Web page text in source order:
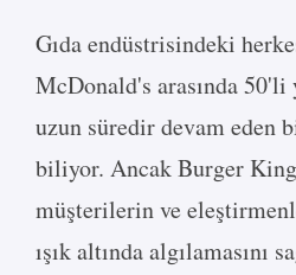
Gıda endüstrisindeki
McDonald's arasında 50'li
uzun süredir devam eden
biliyor. Ancak Burger
müşterilerin ve
ışık altında algılamasını